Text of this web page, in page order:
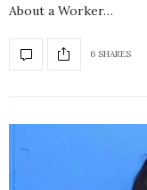
About a Worker…
6 SHARES